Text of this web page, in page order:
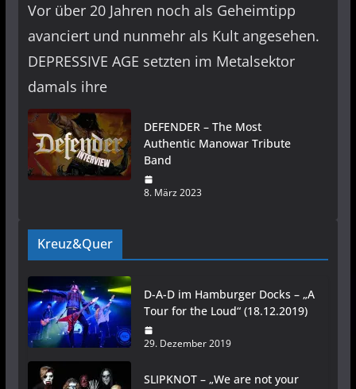
Vor über 20 Jahren noch als Geheimtipp
avanciert und nunmehr als Kult angesehen.
DEPRESSIVE AGE setzten im Metalsektor
damals ihre
DEFENDER – The Most
Authentic Manowar Tribute
Band
8. März 2023
Kreuz&Quer
D-A-D im Hamburger Docks – „A
Tour for the Loud“ (18.12.2019)
29. Dezember 2019
SLIPKNOT – „We are not your